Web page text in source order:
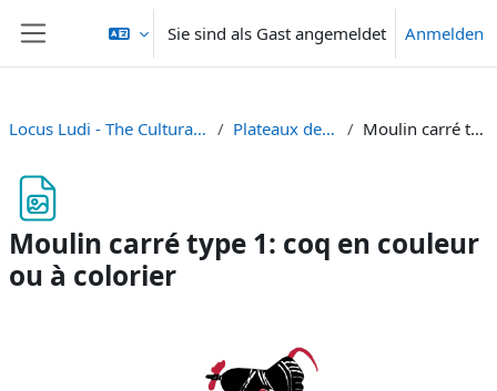
Website-Übersicht
Sie sind als Gast angemeldet Anmelden
Locus Ludi - The Cultural Fabric of Play and Games in Classical Antiquity Plateaux de jeu à télécharger et imprimer Moulin carré type 1: coq en couleur ou à colorier
Moulin carré type 1: coq en couleur
ou à colorier